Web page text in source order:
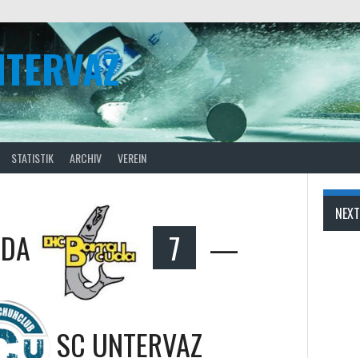
STATISTIK ARCHIV VEREIN
7 —
SC UNTERVAZ
NEXT